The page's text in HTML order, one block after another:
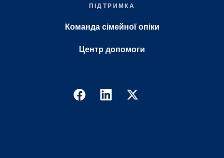
ПІДТРИМКА
Команда сімейної опіки
Центр допомоги